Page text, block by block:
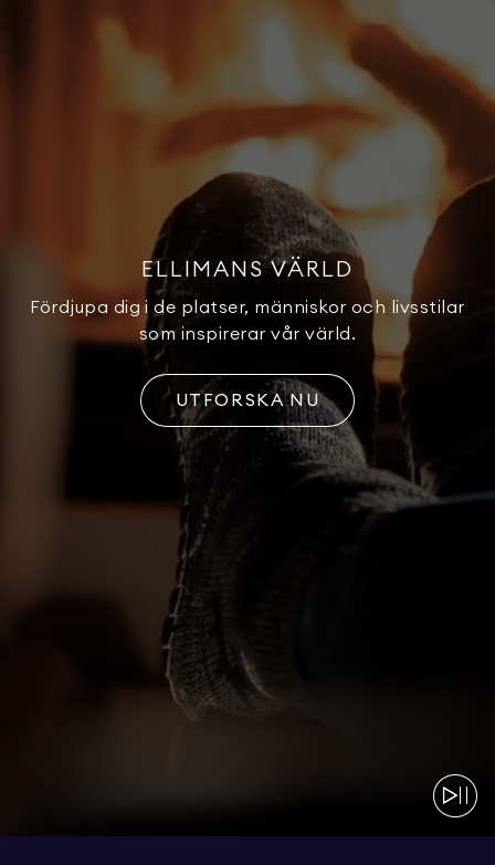
ELLIMANS VÄRLD
Fördjupa dig i de platser, människor och livsstilar
som inspirerar vår värld.
UTFORSKA NU